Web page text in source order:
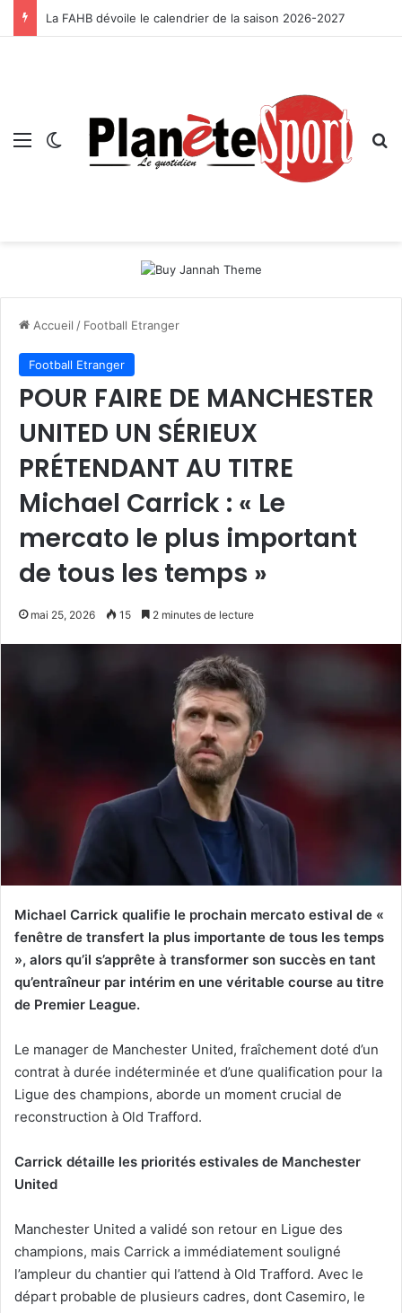
La FAHB dévoile le calendrier de la saison 2026-2027
Menu Switch skin
Accueil / Football Etranger
Football Etranger
POUR FAIRE DE MANCHESTER
UNITED UN SÉRIEUX
PRÉTENDANT AU TITRE
Michael Carrick : « Le
mercato le plus important
de tous les temps »
mai 25, 2026 15 2 minutes de lecture
Michael Carrick qualifie le prochain mercato estival de «
fenêtre de transfert la plus importante de tous les temps
», alors qu’il s’apprête à transformer son succès en tant
qu’entraîneur par intérim en une véritable course au titre
de Premier League.
Le manager de Manchester United, fraîchement doté d’un
contrat à durée indéterminée et d’une qualification pour la
Ligue des champions, aborde un moment crucial de
reconstruction à Old Trafford.
Carrick détaille les priorités estivales de Manchester
United
Manchester United a validé son retour en Ligue des
champions, mais Carrick a immédiatement souligné
l’ampleur du chantier qui l’attend à Old Trafford. Avec le
départ probable de plusieurs cadres, dont Casemiro, le